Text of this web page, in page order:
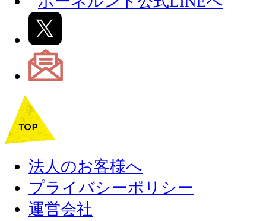
法人のお客様へ
プライバシーポリシー
運営会社